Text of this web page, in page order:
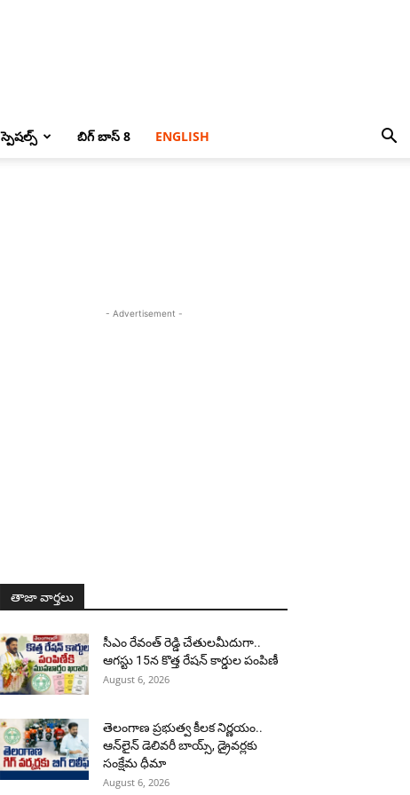
స్పెషల్స్ బిగ్ బాస్ 8 ENGLISH
- Advertisement -
తాజా వార్తలు
సీఎం రేవంత్ రెడ్డి చేతులమీదుగా..
ఆగస్టు 15న కొత్త రేషన్ కార్డుల పంపిణీ
August 6, 2026
తెలంగాణ ప్రభుత్వ కీలక నిర్ణయం..
ఆన్‌లైన్ డెలివరీ బాయ్స్, డ్రైవర్లకు
సంక్షేమ ధీమా
August 6, 2026